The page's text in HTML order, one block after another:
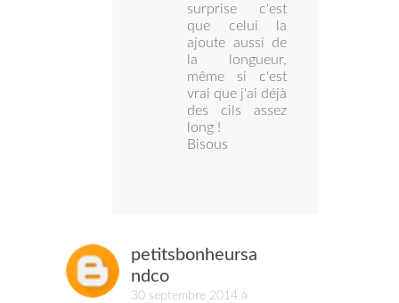
surprise c'est
que celui la
ajoute aussi de
la longueur,
même si c'est
vrai que j'ai déjà
des cils assez
long !
Bisous
petitsbonheursa
ndco
30 septembre 2014 à